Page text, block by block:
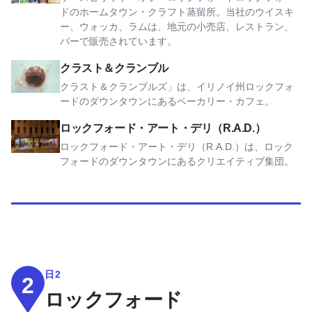
ドのホームタウン・クラフト蒸留所。当社のウイスキ
ー、ウォッカ、ラムは、地元の小売店、レストラン、
バーで販売されています。
クラスト＆クランブル
クラスト＆クランブルズ」は、イリノイ州ロックフォ
ードのダウンタウンにあるベーカリー・カフェ。
クラスト＆クランブルを見る
ロックフォード・アート・デリ（R.A.D.）
ロックフォード・アート・デリ（R.A.D.）は、ロック
フォードのダウンタウンにあるクリエイティブ集団。
ロックフォード・アート・デリ（R.A.D.）を見る
2 日2
ロックフォード